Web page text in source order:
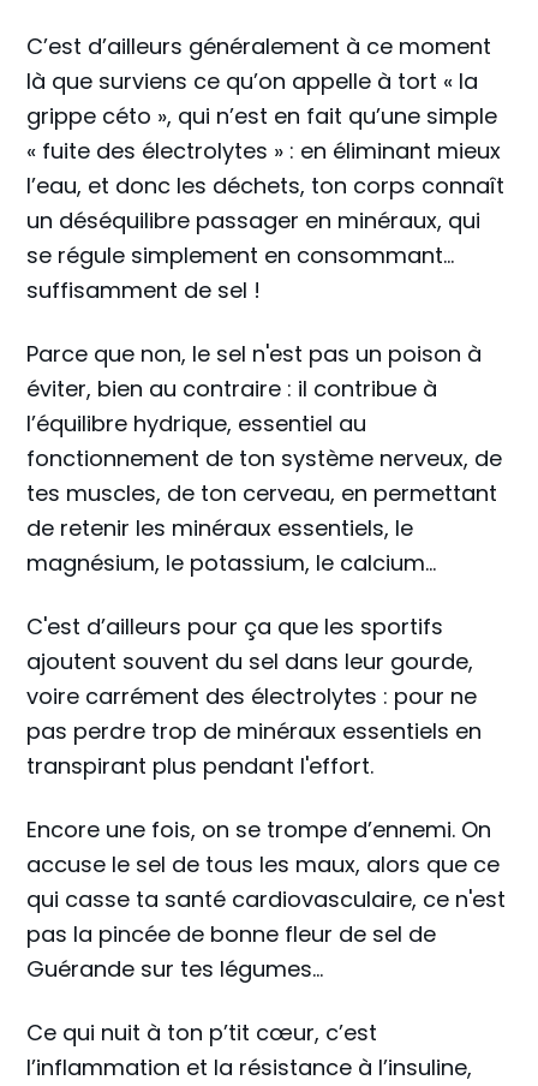
C’est d’ailleurs généralement à ce moment
là que surviens ce qu’on appelle à tort « la
grippe céto », qui n’est en fait qu’une simple
« fuite des électrolytes » : en éliminant mieux
l’eau, et donc les déchets, ton corps connaît
un déséquilibre passager en minéraux, qui
se régule simplement en consommant…
suffisamment de sel !
Parce que non, le sel n'est pas un poison à
éviter, bien au contraire : il contribue à
l’équilibre hydrique, essentiel au
fonctionnement de ton système nerveux, de
tes muscles, de ton cerveau, en permettant
de retenir les minéraux essentiels, le
magnésium, le potassium, le calcium...
C'est d’ailleurs pour ça que les sportifs
ajoutent souvent du sel dans leur gourde,
voire carrément des électrolytes : pour ne
pas perdre trop de minéraux essentiels en
transpirant plus pendant l'effort.
Encore une fois, on se trompe d’ennemi. On
accuse le sel de tous les maux, alors que ce
qui casse ta santé cardiovasculaire, ce n'est
pas la pincée de bonne fleur de sel de
Guérande sur tes légumes…
Ce qui nuit à ton p’tit cœur, c’est
l’inflammation et la résistance à l’insuline,